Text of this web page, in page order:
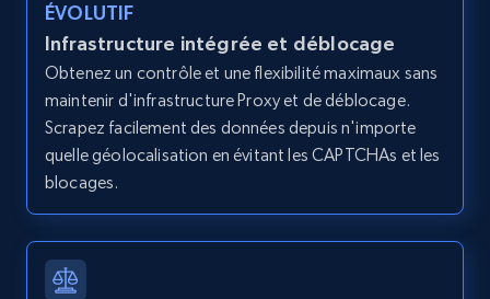
Zillow properties listing information -
Search by parameters on zillow and use the
direct link as input
Zpid, City, State, HomeStatus, Address,
IsListingClaimedByCurrentSignedInUser,
IsCurrentSignedInAgentResponsible, Bedrooms,
and more.
ÉVOLUTIF
Infrastructure intégrée et déblocage
Obtenez un contrôle et une flexibilité maximaux sans
maintenir d'infrastructure Proxy et de déblocage.
Scrapez facilement des données depuis n'importe
quelle géolocalisation en évitant les CAPTCHAs et les
blocages.